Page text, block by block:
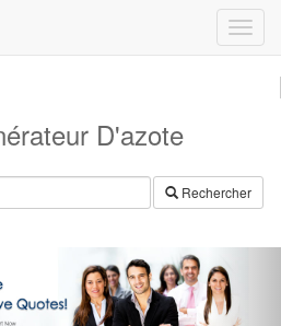
D'azote
Rechercher